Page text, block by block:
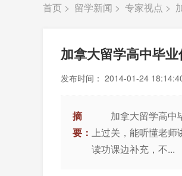
首页 > 留学新闻 > 专家视点 >
加拿大留学高中毕
发布时间： 2014-01-24
摘
要：
加拿大留学高中
上过关，能听懂老师
读功课边补充，不...